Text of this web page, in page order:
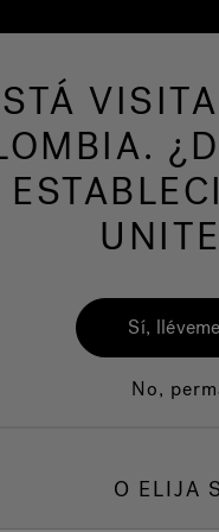
DE NATACION
Sí,
No,
O ELIJA